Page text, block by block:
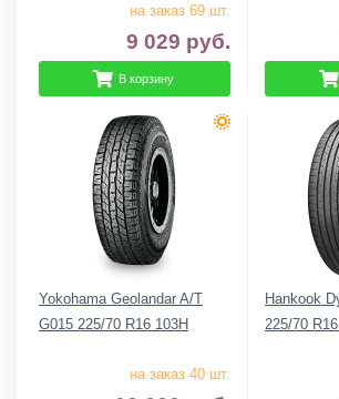
на заказ 69 шт.
9 029 руб.
В корзину
Yokohama Geolandar A/T
G015 225/70 R16 103H
на заказ 40 шт.
Hankook
225/70